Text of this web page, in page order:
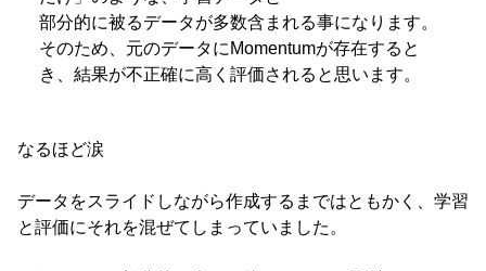
部分的に被るデータが多数含まれる事になります。
そのため、元のデータにMomentumが存在すると
き、結果が不正確に高く評価されると思います。
なるほど涙
データをスライドしながら作成するまではともかく、学習
と評価にそれを混ぜてしまっていました。